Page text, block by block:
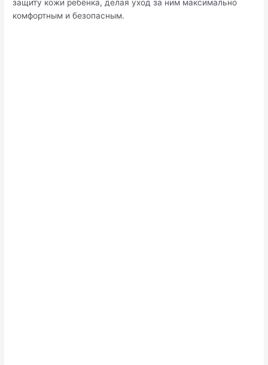
защиту кожи ребёнка, делая уход за ним максимально
комфортным и безопасным.